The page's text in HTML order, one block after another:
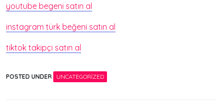
youtube begeni satın al
instagram türk beğeni satın al
tiktok takipçi satın al
POSTED UNDER UNCATEGORIZED